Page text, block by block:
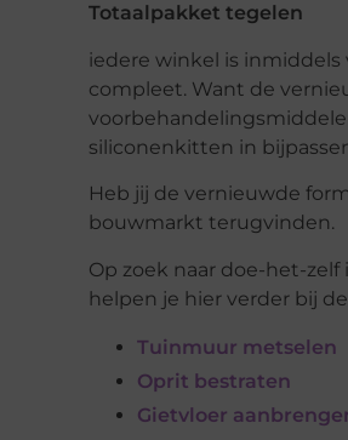
Totaalpakket tegelen
iedere winkel is
compleet. Want de
siliconenkitten in
Heb jij de vernieuwde
bouwmarkt terugvinden.
Op zoek naar doe-het-
helpen je hier verder bij
Tuinmuur metselen
Oprit bestraten
Gietvloer